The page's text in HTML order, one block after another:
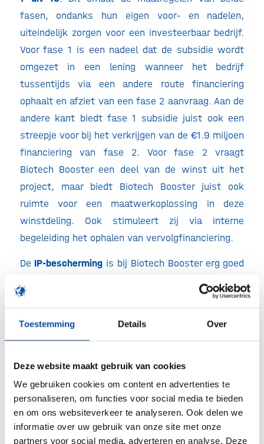
Toestemming Details Over
Deze website maakt gebruik van cookies
We gebruiken cookies om content en advertenties te
personaliseren, om functies voor social media te bieden
en om ons websiteverkeer te analyseren. Ook delen we
informatie over uw gebruik van onze site met onze
partners voor social media, adverteren en analyse. Deze
fasen, ondanks hun eigen voor- en nadelen,
uiteindelijk zorgen voor een investeerbaar bedrijf.
Voor fase 1 is een nadeel dat de subsidie wordt
omgezet in een lening wanneer het bedrijf
tussentijds via een andere route financiering
ophaalt en afziet van een fase 2 aanvraag. Aan de
andere kant biedt fase 1 subsidie juist ook een
streepje voor bij het verkrijgen van de €1.9 miljoen
financiering van fase 2. Voor fase 2 vraagt
Biotech Booster een deel van de winst uit het
project, maar biedt Biotech Booster juist ook
ruimte voor een maatwerkoplossing in deze
winstdeling. Ook stimuleert zij via interne
begeleiding het ophalen van vervolgfinanciering.
De IP-bescherming is bij Biotech Booster erg goed
geregeld. Het programma speelt een actieve rol in
de valorisatiestappen, de onderhandelingen met
duidelijke afspraken met de ondernemer. Voor
administratieve last
Biotech Booster is relatief hoog, evenals het
bedrag dat er tegenover staat. Dit resulteert in
een score van7 uit 10voor fase 1 en8 uit 10